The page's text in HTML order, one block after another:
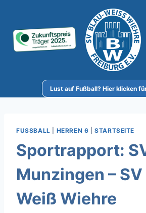
springen
Lust auf Fußball? Hier klicken
FUSSBALL HERREN 6 |STARTSEITE
Sportrapport:
Munzingen –
Weiß Wiehre